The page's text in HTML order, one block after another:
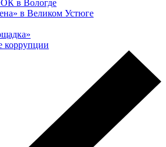
в Вологде
в Великом Устюге
коррупции